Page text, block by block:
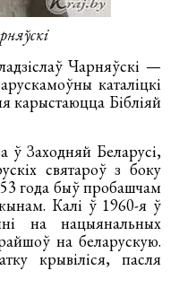
Чарняўскі —
каталіцкі
карыстаюцца Бібліяй
ў Заходняй Беларусі,
святароў з боку
года быў пробашчам
Калі ў 1960-я ў
на нацыянальных
на беларускую.
крывіліся, пасля